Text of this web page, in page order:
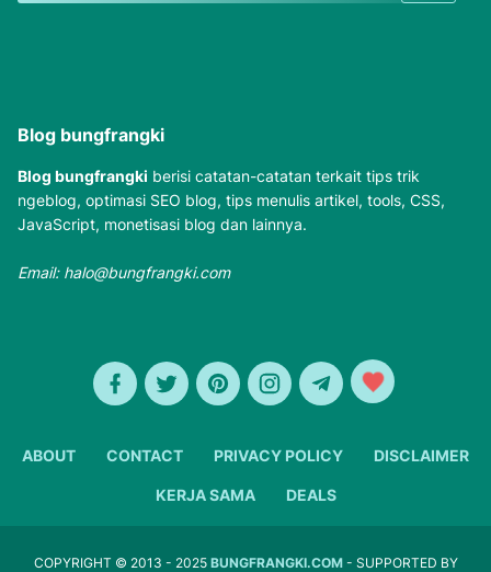
Blog bungfrangki
Blog bungfrangki berisi catatan-catatan terkait tips trik
ngeblog, optimasi SEO blog, tips menulis artikel, tools, CSS,
JavaScript, monetisasi blog dan lainnya.
Email: halo@bungfrangki.com
ABOUT CONTACT PRIVACY POLICY DISCLAIMER
KERJA SAMA DEALS
COPYRIGHT © 2013 - 2025 BUNGFRANGKI.COM- SUPPORTED BY